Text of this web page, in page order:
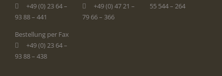
+49 (0) 23 64 –
93 88 – 441
Bestellung per Fax
+49 (0) 23 64 –
93 88 – 438
+49 (0) 47 21 –
79 66 – 366
55 544 – 264